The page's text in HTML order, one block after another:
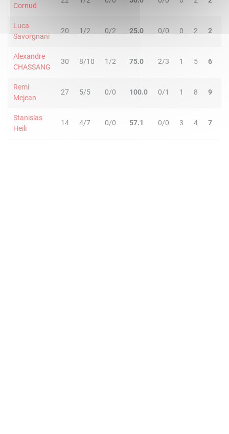
Cornud
Luca
Savorgnani
20 1/2 0/2 25.0 0/0 0 2 2
Alexandre
CHASSANG
30 8/10 1/2 75.0 2/3 1 5 6
Remi
Mejean
27 5/5 0/0 100.0 0/1 1 8 9
Stanislas
Heili
14 4/7 0/0 57.1 0/0 3 4 7